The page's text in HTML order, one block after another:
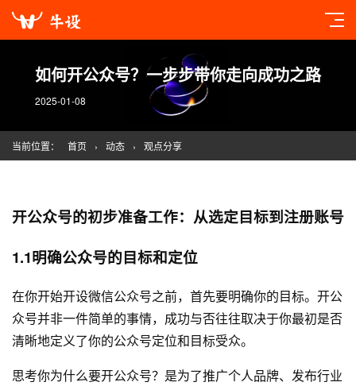
如何开公众号？一步步带你走向成功之路
2025-01-08
当前位置： 首页 › 动态 › 观点分享
开公众号的初步准备工作：从选定目标到注册账号
1.1明确公众号的目标和定位
在你开始开设微信公众号之前，首先要明确你的目标。开公
众号并非一件简单的事情，成功与否往往取决于你最初是否
清晰地定义了你的公众号定位和目标受众。
思考你为什么要开公众号？是为了推广个人品牌、发布行业